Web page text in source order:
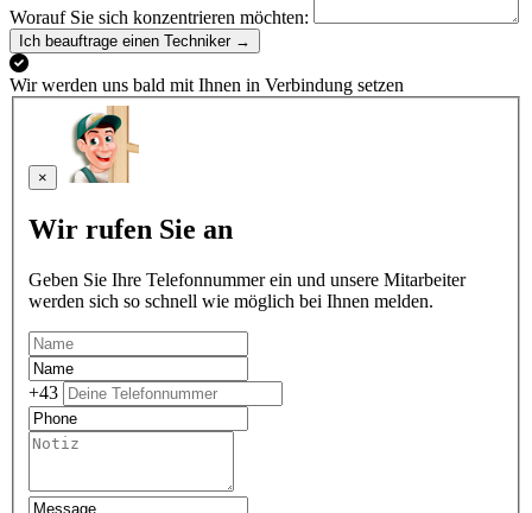
Worauf Sie sich konzentrieren möchten:
Ich beauftrage einen Techniker →
Wir werden uns bald mit Ihnen in Verbindung setzen
×
Wir rufen Sie an
Geben Sie Ihre Telefonnummer ein und unsere Mitarbeiter
werden sich so schnell wie möglich bei Ihnen melden.
+43